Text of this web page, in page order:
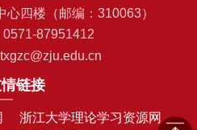
心四楼（邮编：310063）
0571-87951412
ltxgzc@zju.edu.cn
链接
浙江大学理论学习资源网